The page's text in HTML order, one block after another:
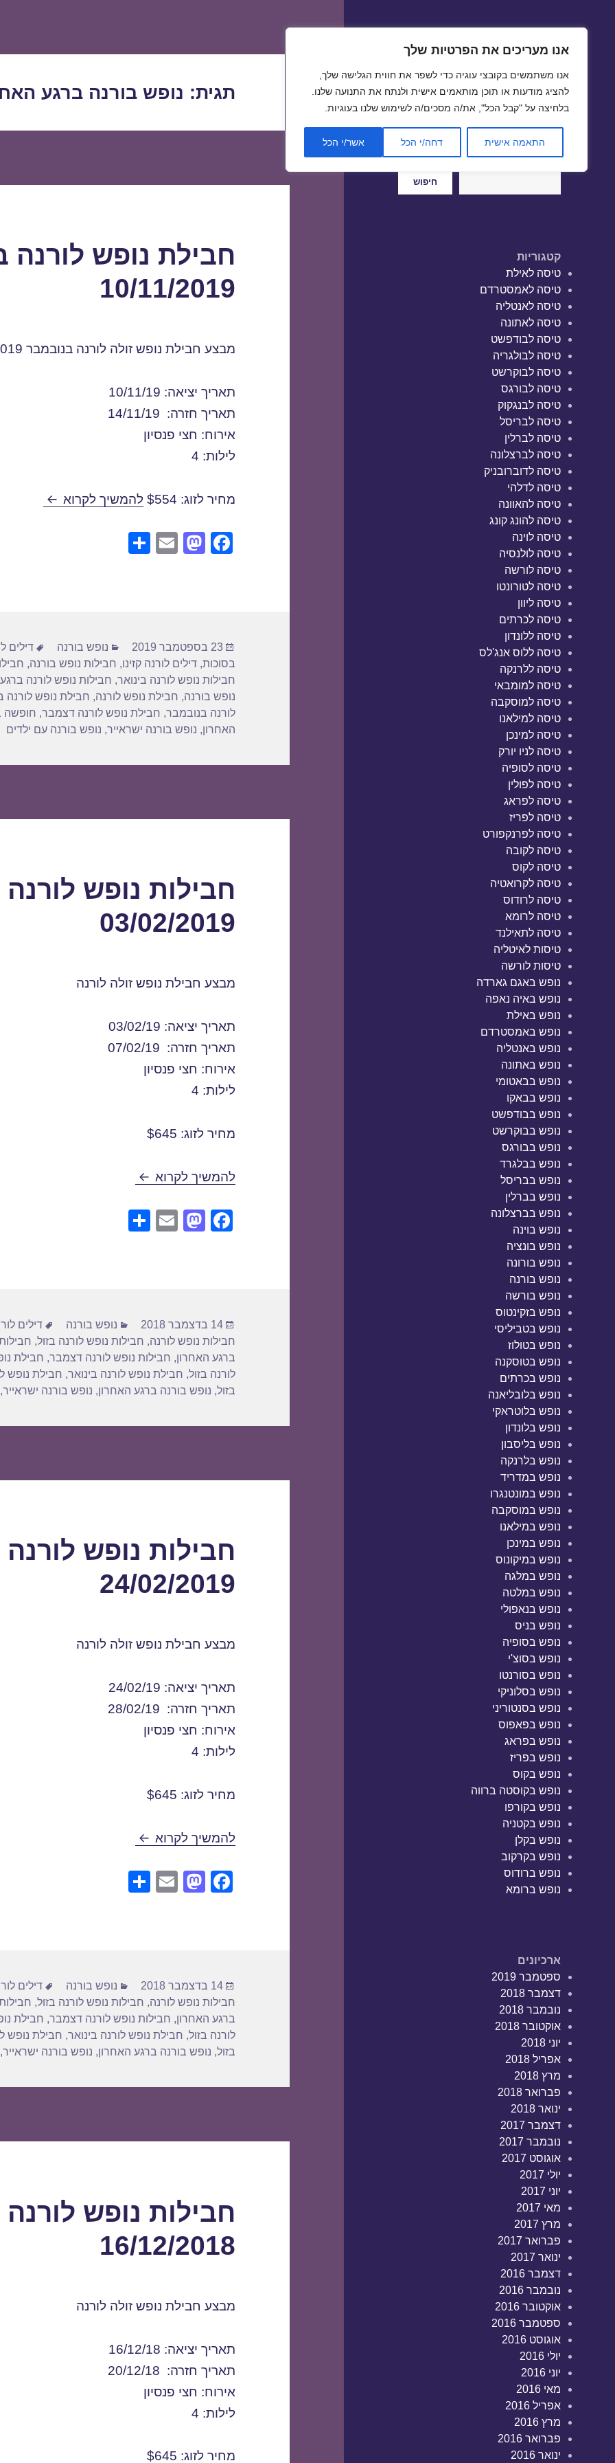
אנו מעריכים את הפרטיות שלך
אנו משתמשים בקובצי עוגיה כדי לשפר את חווית הגלישה שלך,
להציג מודעות או תוכן מותאמים אישית ולנתח את התנועה שלנו.
בלחיצה על "קבל הכל", את/ה מסכים/ה לשימוש שלנו בעוגיות.
התאמה אישית דחה/י הכל אשר/י הכל
טיסה זולה | טיסות זולות
חיפוש
חיפוש
קטגוריות
טיסה לאילת
טיסה לאמסטרדם
טיסה לאנטליה
טיסה לאתונה
טיסה לבודפשט
טיסה לבולגריה
טיסה לבוקרשט
טיסה לבורגס
טיסה לבנגקוק
טיסה לבריסל
טיסה לברלין
טיסה לברצלונה
טיסה לדוברובניק
טיסה לדלהי
טיסה להאוונה
טיסה להונג קונג
טיסה לוינה
טיסה לולנסיה
טיסה לורשה
טיסה לטורונטו
טיסה ליוון
טיסה לכרתים
טיסה ללונדון
טיסה ללוס אנג'לס
טיסה ללרנקה
טיסה למומבאי
טיסה למוסקבה
טיסה למילאנו
טיסה למינכן
טיסה לניו יורק
טיסה לסופיה
טיסה לפולין
טיסה לפראג
טיסה לפריז
טיסה לפרנקפורט
טיסה לקובה
טיסה לקוס
טיסה לקרואטיה
טיסה לרודוס
טיסה לרומא
טיסה לתאילנד
טיסות לאיטליה
טיסות לורשה
נופש באגם גארדה
נופש באיה נאפה
נופש באילת
נופש באמסטרדם
נופש באנטליה
נופש באתונה
נופש בבאטומי
נופש בבאקו
נופש בבודפשט
נופש בבוקרשט
נופש בבורגס
נופש בבלגרד
נופש בבריסל
נופש בברלין
נופש בברצלונה
נופש בוינה
נופש בונציה
נופש בורונה
נופש בורנה
נופש בורשה
נופש בזקינטוס
נופש בטביליסי
נופש בטולוז
נופש בטוסקנה
נופש בכרתים
נופש בלובליאנה
נופש בלוטראקי
נופש בלונדון
נופש בליסבון
נופש בלרנקה
נופש במדריד
נופש במונטנגרו
נופש במוסקבה
נופש במילאנו
נופש במינכן
נופש במיקונוס
נופש במלגה
נופש במלטה
נופש בנאפולי
נופש בניס
נופש בסופיה
נופש בסוצ'י
נופש בסורנטו
נופש בסלוניקי
נופש בסנטוריני
נופש בפאפוס
נופש בפראג
נופש בפריז
נופש בקוס
נופש בקוסטה ברווה
נופש בקורפו
נופש בקטניה
נופש בקלן
נופש בקרקוב
נופש ברודוס
נופש ברומא
ארכיונים
ספטמבר 2019
דצמבר 2018
נובמבר 2018
אוקטובר 2018
יוני 2018
אפריל 2018
מרץ 2018
פברואר 2018
ינואר 2018
דצמבר 2017
נובמבר 2017
אוגוסט 2017
יולי 2017
יוני 2017
מאי 2017
מרץ 2017
פברואר 2017
ינואר 2017
דצמבר 2016
נובמבר 2016
אוקטובר 2016
ספטמבר 2016
אוגוסט 2016
יולי 2016
יוני 2016
מאי 2016
אפריל 2016
מרץ 2016
פברואר 2016
ינואר 2016
תגית: נופש בורנה ברגע
חבילת נופש לורנה
10/11/2019
מבצע חבילת נופש זולה לורנה בנובמבר 2019
תאריך יציאה: 10/11/19
תאריך חזרה: 14/11/19
אירוח: חצי פנסיון
לילות: 4
מחיר לזוג: $554 להמשיך לקרוא חבילת נופש
F
o
o
k
M
o
n
E
פורסם
בתאריך
23 בספטמבר 2019 קטגוריות
נופש בורנה תגיות
דילים
בסוכות,דילים לורנה קזינו, חבילות נופש בורנה,
חבילות נופש לורנה בינואר, חבילות נופש לורנה
נופש בורנה, חבילת נופש לורנה, חבילת נופש לורנה
לורנה בנובמבר, חבילת נופש לורנה דצמבר, חופשה
האחרון, נופש בורנה ישראייר, נופש בורנה עם ילדים
חבילות נופש
03/02/2019
מבצע חבילת נופש זולה לורנה
תאריך יציאה: 03/02/19
תאריך חזרה: 07/02/19
אירוח: חצי פנסיון
לילות: 4
מחיר לזוג: $645
להמשיך לקרוא חבילות נופש לורנה בפברואר 03/02/
F
o
o
k
M
o
n
E
פורסם
בתאריך
14 בדצמבר 2018 קטגוריות
נופש בורנה תגיות
דילים
חבילות נופש לורנה, חבילות נופש לורנה בזול,
ברגע האחרון, חבילות נופש לורנה דצמבר, חבילת
לורנה בזול, חבילת נופש לורנה בינואר, חבילת נופש
בזול, נופש בורנה ברגע האחרון, נופש בורנה ישראייר
חבילות נופש
24/02/2019
מבצע חבילת נופש זולה לורנה
תאריך יציאה: 24/02/19
תאריך חזרה: 28/02/19
אירוח: חצי פנסיון
לילות: 4
מחיר לזוג: $645
להמשיך לקרוא חבילות נופש לורנה בפברואר 24/02/
F
o
o
k
M
o
n
E
פורסם
בתאריך
14 בדצמבר 2018 קטגוריות
נופש בורנה תגיות
דילים
חבילות נופש לורנה, חבילות נופש לורנה בזול,
ברגע האחרון, חבילות נופש לורנה דצמבר, חבילת
לורנה בזול, חבילת נופש לורנה בינואר, חבילת נופש
בזול, נופש בורנה ברגע האחרון, נופש בורנה ישראייר
חבילות נופש
16/12/2018
מבצע חבילת נופש זולה לורנה
תאריך יציאה: 16/12/18
תאריך חזרה: 20/12/18
אירוח: חצי פנסיון
לילות: 4
מחיר לזוג: $645